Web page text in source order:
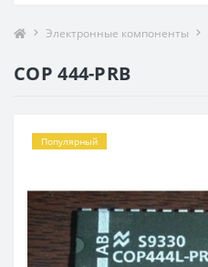
Электронные компоненты
COP 444-PRB
Популярный